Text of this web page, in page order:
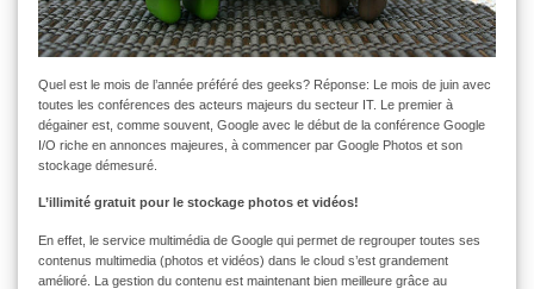
Quel est le mois de l’année préféré des geeks? Réponse: Le mois de juin avec
toutes les conférences des acteurs majeurs du secteur IT. Le premier à
dégainer est, comme souvent, Google avec le début de la conférence Google
I/O riche en annonces majeures, à commencer par Google Photos et son
stockage démesuré.
L’illimité gratuit pour le stockage photos et vidéos!
En effet, le service multimédia de Google qui permet de regrouper toutes ses
contenus multimedia (photos et vidéos) dans le cloud s’est grandement
amélioré. La gestion du contenu est maintenant bien meilleure grâce au